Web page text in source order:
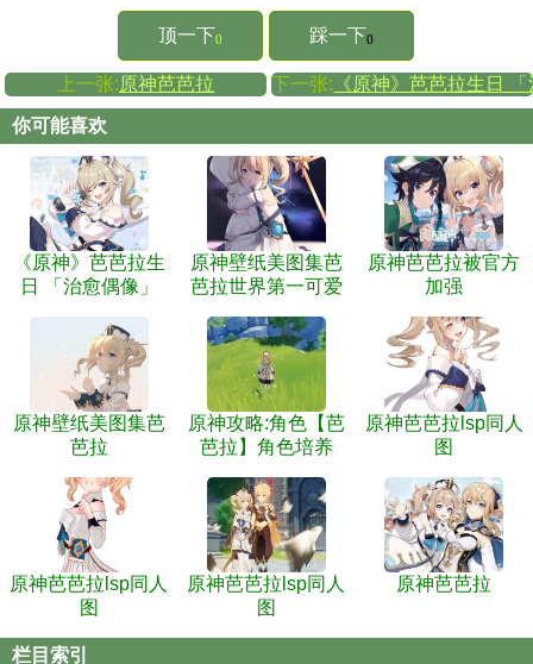
顶一下() 踩一下()
上一张:原神芭芭拉 下一张: 《原神》芭芭拉生日
你可能喜欢
《原神》芭芭拉生
日 「治愈偶像」
原神壁纸美图集芭
芭拉世界第一可爱
原神芭芭拉被官方
加强
原神壁纸美图集芭
芭拉
原神攻略:角色【芭
芭拉】角色培养
原神芭芭拉lsp同人
图
原神芭芭拉lsp同人
图
原神芭芭拉lsp同人
图
原神芭芭拉
栏目索引